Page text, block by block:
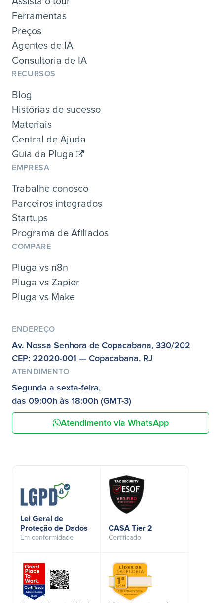
Ferramentas
Preços
Agentes de IA
Consultoria de IA
RECURSOS
Blog
Histórias de sucesso
Materiais
Central de Ajuda
Guia da Pluga
EMPRESA
Trabalhe conosco
Parceiros integrados
Startups
Programa de Afiliados
COMPARE
Pluga vs n8n
Pluga vs Zapier
Pluga vs Make
ENDEREÇO
Av. Nossa Senhora de Copacabana, 330/202
CEP: 22020-001 — Copacabana, RJ
ATENDIMENTO
Segunda a sexta-feira,
das 09:00h às 18:00h (GMT-3)
Atendimento via WhatsApp
Lei Geral de
Proteção de Dados
Em conformidade
CASA Tier 2
Certificado